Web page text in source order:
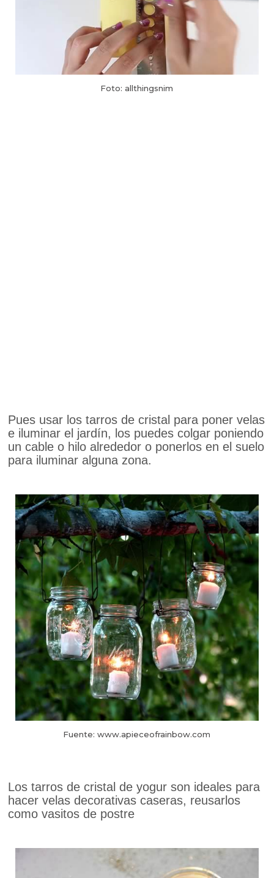
Foto: allthingsnim
Pues usar los tarros de cristal para poner velas
e iluminar el jardín, los puedes colgar poniendo
un cable o hilo alrededor o ponerlos en el suelo
para iluminar alguna zona.
Fuente: www.apieceofrainbow.com
Los tarros de cristal de yogur son ideales para
hacer velas decorativas caseras, reusarlos
como vasitos de postre